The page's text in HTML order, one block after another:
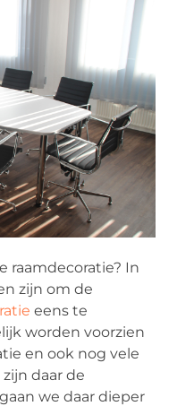
raamdecoratie? In
zijn om de
eens te
worden voorzien
en ook nog vele
daar de
we daar dieper